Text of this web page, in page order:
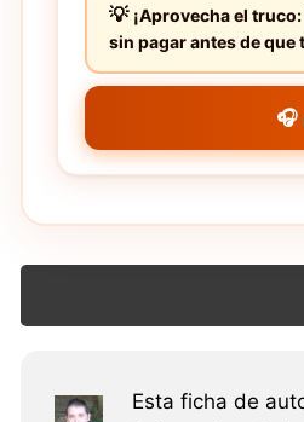
¡Aprovecha el
sin pagar antes de
🎧
Esta ficha de